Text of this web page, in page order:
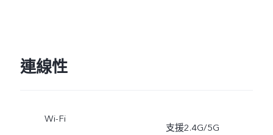
連線性
Wi-Fi
支援2.4G/5G